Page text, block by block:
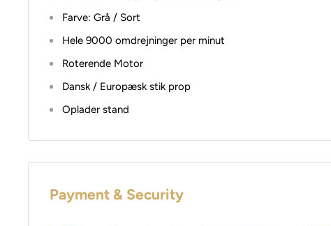
Farve: Grå / Sort
Hele 9000 omdrejninger per minut
Roterende Motor
Dansk / Europæsk stik prop
Oplader stand
Payment & Security